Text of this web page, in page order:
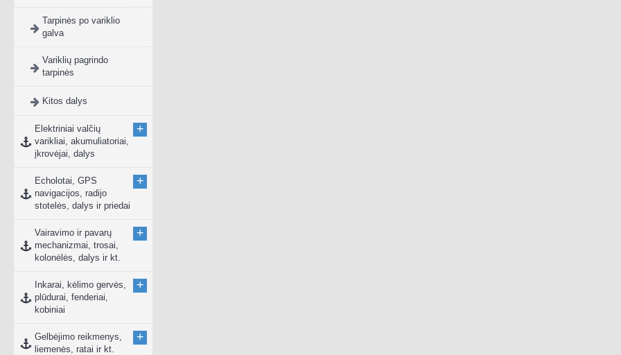
Tarpinės po variklio
galva
Variklių pagrindo
tarpinės
Kitos dalys
Elektriniai valčių
varikliai, akumuliatoriai,
įkrovėjai, dalys
+
Echolotai, GPS
navigacijos, radijo
stotelės, dalys ir priedai
+
Vairavimo ir pavarų
mechanizmai, trosai,
kolonėlės, dalys ir kt.
+
Inkarai, kėlimo gervės,
plūdurai, fenderiai,
kobiniai
+
Gelbėjimo reikmenys,
liemenės, ratai ir kt.
+